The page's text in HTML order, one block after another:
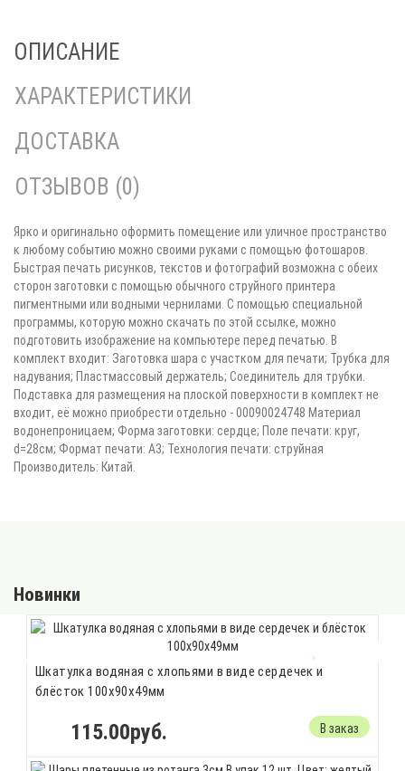
ОПИСАНИЕ
ХАРАКТЕРИСТИКИ
ДОСТАВКА
ОТЗЫВОВ (0)
Ярко и оригинально оформить помещение или уличное пространство
к любому событию можно своими руками с помощью фотошаров.
Быстрая печать рисунков, текстов и фотографий возможна с обеих
сторон заготовки с помощью обычного струйного принтера
пигментными или водными чернилами. С помощью специальной
программы, которую можно скачать по этой ссылке, можно
подготовить изображение на компьютере перед печатью. В
комплект входит: Заготовка шара с участком для печати; Трубка для
надувания; Пластмассовый держатель; Соединитель для трубки.
Подставка для размещения на плоской поверхности в комплект не
входит, её можно приобрести отдельно - 00090024748 Материал
водонепроницаем; Форма заготовки: сердце; Поле печати: круг,
d=28см; Формат печати: А3; Технология печати: струйная
Производитель: Китай.
Новинки
Шкатулка водяная с хлопьями в виде сердечек и
блёсток 100х90х49мм
115.00руб. В заказ